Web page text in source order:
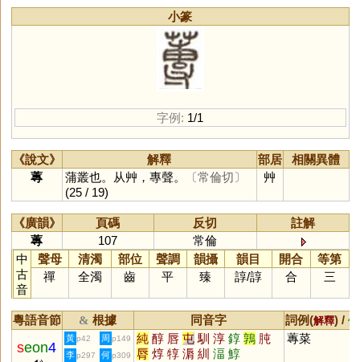
小篆
字例: 1/1
《說文》 解釋 部居
相關異體
蓴
蒲叢也。从艸，專聲。
〔常倫切〕
(25 / 19)
艸
《廣韻》 頁碼 反切
註解
蓴
107
常倫
中
古
音
聲母 清濁 部位 聲調 韻攝 韻目 開合
等第
禪
全濁 齒 平 臻 諄/諄 合 三
粵語音節 & 根據 同音字 詞例(解釋) /
seon4
黃 p42 周 p149 純 醇 唇 屯 馴 淳 錞 鶉 肫
脣 焞 犉 漘 紃 湢 鯙
蓴菜
李 p297 何 p309